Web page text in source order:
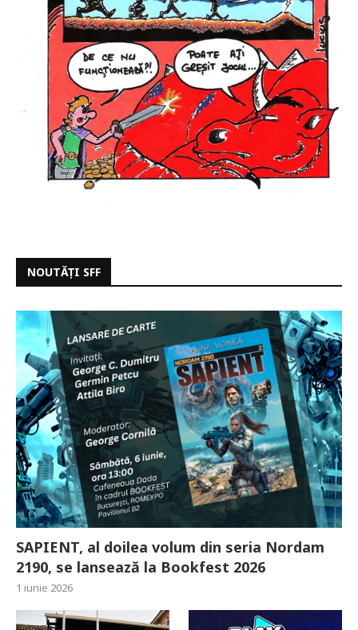
NOUTĂȚI SFF
SAPIENT, al doilea volum din seria Nordam
2190, se lansează la Bookfest 2026
1 iunie 2026